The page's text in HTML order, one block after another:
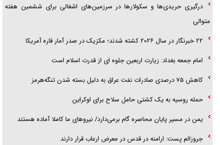
درگیری حریدی‌ها و سکولارها در سرزمین‌های اشغالی برای ششمین هفته
متوالی
۲۲ خبرنگار در سال ۲۰۲۶ کشته شدند؛ مکزیک در صدر آمار قاره آمریکا
امام جمعه بغداد: زیارت اربعین جلوه ای از قدرت اسلام است
کاهش ۷۵ درصدی صادرات نفت عراق به دلیل بسته شدن تنگه‌هرمز
حمله روسیه به یک کشتی حامل سلاح برای اوکراین
یمن در مسیر پایان محاصره گام برمی‌دارد/ نیرو‌های ما کاملا آماده هستند
جروزالم پست: ارامنه در قدس در معرض ارعاب قرار دارند